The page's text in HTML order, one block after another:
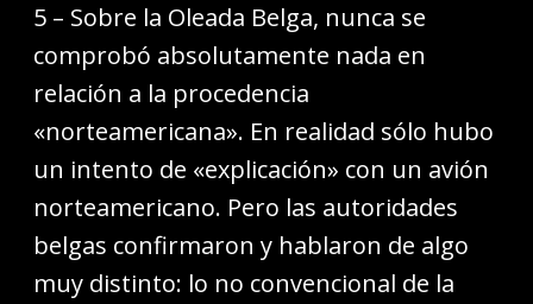
5 – Sobre la Oleada Belga, nunca se
comprobó absolutamente nada en
relación a la procedencia
«norteamericana». En realidad sólo hubo
un intento de «explicación» con un avión
norteamericano. Pero las autoridades
belgas confirmaron y hablaron de algo
muy distinto: lo no convencional de la